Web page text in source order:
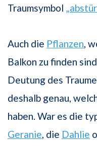
Traumsymbol
Auch die Pflanzen,
Balkon zu finden
Deutung des
deshalb genau,
haben. War es die
Geranie, die Dahlie